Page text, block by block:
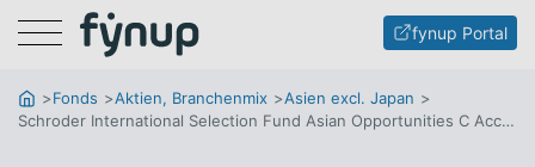
Menu fynup Portal
Fonds Aktien, Branchenmix
Asien excl. Japan
Schroder International Selection Fund Asian Opportunities C Accumulation EUR